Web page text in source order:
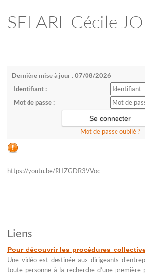
SELARL Cécile
Dernière mise à jour : 07/08/2026
Identifiant :
Mot de passe :
Mot de passe oublié ?
https://youtu.be/RHZGDR3VVoc
Liens
Pour découvrir les procédures
Une vidéo est destinée aux dirigeants
toute personne à la recherche d’une première